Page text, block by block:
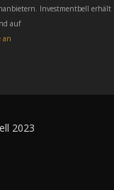
Investmentbell erhält
auf
an
2023